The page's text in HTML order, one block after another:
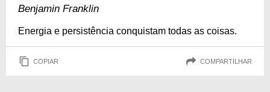
Benjamin Franklin
Energia e persistência conquistam todas as coisas.
COPIAR COMPARTILHAR